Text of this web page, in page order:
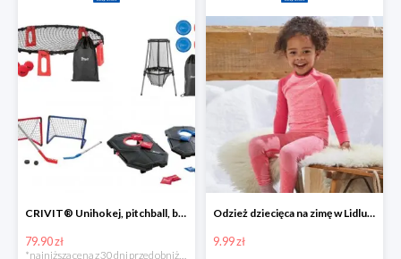
CRIVIT® Unihokej, pitchball, bean bag lub disc golf
79.90 zł
Odzież dziecięca na zimę w Lidlu Online od 9,99 zł
9.99 zł